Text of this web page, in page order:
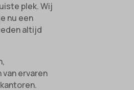
plek. Wij
nu een
altijd
ervaren